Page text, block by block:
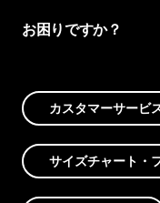
お困りですか？
カスタマーサービ
サイズチャート・